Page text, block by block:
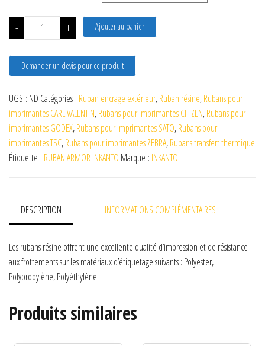
- quantité de Ruban résine AXR8 OUT
+ Ajouter au panier
Demander un devis pour ce produit
UGS : ND Catégories : Ruban encrage extérieur,Ruban résine,Rubans pour
imprimantes CARL VALENTIN,Rubans pour imprimantes CITIZEN,Rubans pour
imprimantes GODEX,Rubans pour imprimantes SATO,Rubans pour
imprimantes TSC,Rubans pour imprimantes ZEBRA,Rubans transfert thermique
Étiquette : RUBAN ARMOR INKANTO Marque : INKANTO
DESCRIPTION INFORMATIONS COMPLÉMENTAIRES
Les rubans résine offrent une excellente qualité d’impression et de résistance
aux frottements sur les matériaux d’étiquetage suivants : Polyester,
Polypropylène, Polyéthylène.
Produits similaires